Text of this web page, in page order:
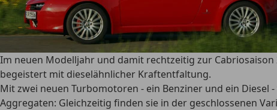
Im neuen Modelljahr und damit rechtzeitig zur
begeistert mit dieselähnlicher Kraftentfaltung.
Mit zwei neuen Turbomotoren - ein Benziner und ein
Aggregaten: Gleichzeitig finden sie in der geschlossenen